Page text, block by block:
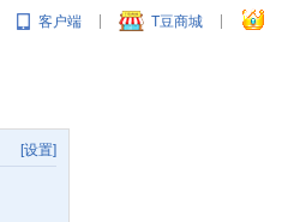
客户端 | T豆商城 |
[设置]